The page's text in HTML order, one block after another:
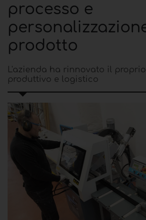
processo e
prodotto
L'azienda ha rinnovato il
produttivo e logistico